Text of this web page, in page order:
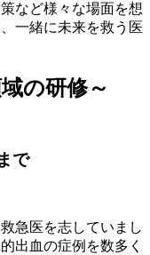
など様々な場面を想
一緒に未来を救う医
の研修～
で
急医を志していまし
出血の症例を数多く